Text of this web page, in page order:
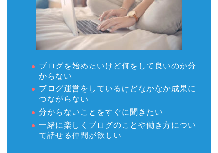
ブログを始めたいけど何をして良いのか分
からない
ブログ運営をしているけどなかなか成果に
つながらない
分からないことをすぐに聞きたい
一緒に楽しくブログのことや働き方につい
て話せる仲間が欲しい